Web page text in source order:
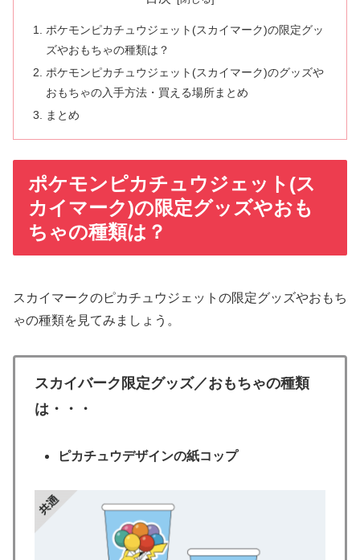
ポケモンピカチュウジェット(スカイマーク)の限定グッ
ズやおもちゃの種類は？
ポケモンピカチュウジェット(スカイマーク)のグッズや
おもちゃの入手方法・買える場所まとめ
まとめ
ポケモンピカチュウジェット(ス
カイマーク)の限定グッズやおも
ちゃの種類は？
スカイマークのピカチュウジェットの限定グッズやおもち
ゃの種類を見てみましょう。
スカイバーク限定グッズ／おもちゃの種類
は・・・
ピカチュウデザインの紙コップ